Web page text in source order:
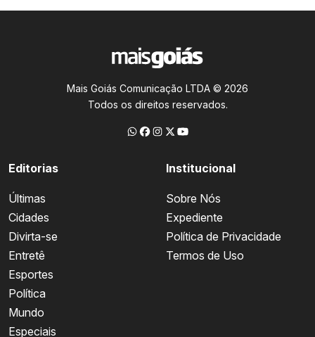
Mais Goiás Comunicação LTDA © 2026
Todos os direitos reservados.
Editorias
Últimas
Cidades
Divirta-se
Entretê
Esportes
Política
Mundo
Especiais
Institucional
Sobre Nós
Expediente
Política de Privacidade
Termos de Uso